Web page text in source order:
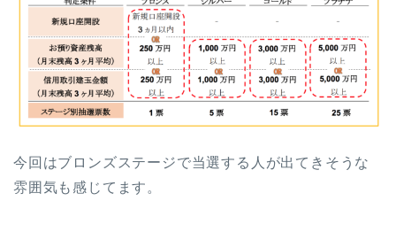
今回はブロンズステージで当選する人が出てきそうな
雰囲気も感じてます。